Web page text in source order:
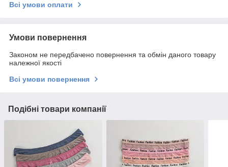
Всі умови оплати
Умови повернення
Законом не передбачено повернення та обмін даного товару
належної якості
Всі умови повернення
Подібні товари компанії